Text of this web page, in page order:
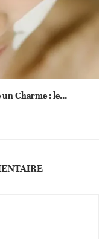
Charme : le...